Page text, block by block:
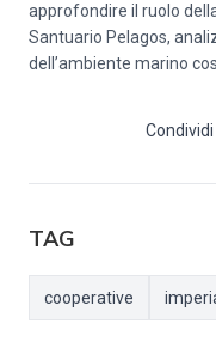
approfondire il ruolo
Santuario Pelagos,
dell’ambiente marino
Condividi
TAG
cooperative